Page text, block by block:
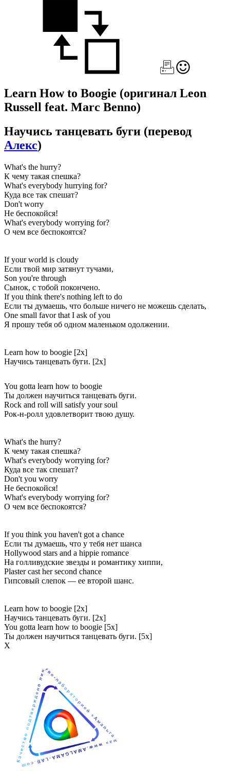
Learn How to Boogie (оригинал Leon
Russell feat. Marc Benno)
Научись танцевать буги (перевод
Алекс)
What's the hurry?
К чему такая спешка?
What's everybody hurrying for?
Куда все так спешат?
Don't worry
Не беспокойся!
What's everybody worrying for?
О чем все беспокоятся?
If your world is cloudy
Если твой мир затянут тучами,
Son you're through
Сынок, с тобой покончено.
If you think there's nothing left to do
Если ты думаешь, что больше ничего не можешь сделать,
One small favor that I ask of you
Я прошу тебя об одном маленьком одолжении.
Learn how to boogie [2x]
Научись танцевать буги. [2x]
You gotta learn how to boogie
Ты должен научиться танцевать буги.
Rock and roll will satisfy your soul
Рок-н-ролл удовлетворит твою душу.
What's the hurry?
К чему такая спешка?
What's everybody worrying for?
Куда все так спешат?
Don't you worry
Не беспокойся!
What's everybody worrying for?
О чем все беспокоятся?
If you think you haven't got a chance
Если ты думаешь, что у тебя нет шанса
Hollywood stars and a hippie romance
На голливудские звезды и романтику хиппи,
Plaster cast her second chance
Гипсовый слепок — ее второй шанс.
Learn how to boogie [2x]
Научись танцевать буги. [2x]
You gotta learn how to boogie [5x]
Ты должен научиться танцевать буги. [5x]
Х